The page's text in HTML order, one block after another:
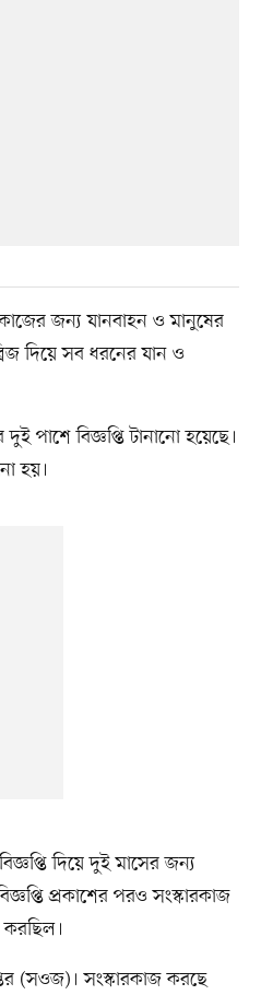
জন্য যানবাহন ও মানুষের
দিয়ে সব ধরনের যান ও
পাশে বিজ্ঞপ্তি টানানো হয়েছে।
হয়।
দিয়ে দুই মাসের জন্য
প্রকাশের পরও সংস্কারকাজ
করছিল।
(সওজ)। সংস্কারকাজ করছে